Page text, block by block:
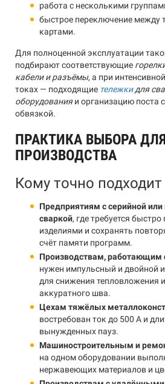
работа с несколькими
быстрое переключение между
картами.
Для полноценной эксплуатации
подбирают соответствующие
кабели и разъёмы, а при
токах — подходящие тележкидля
оборудованияи организацию поста
обвязкой.
ПРАКТИКА ВЫБОРА
ПРОИЗВОДСТВА
Кому точно подходит
Предприятиям с серийной
сваркой, где требуется
изделиями и сохранять
счёт памяти программ.
Производствам, работающим
нужен импульсный и двойной
для снижения тепловложения
аккуратного шва.
Цехам тяжёлых
востребован ток до 500 А и
вынужденных пауз.
Машиностроительным и
на одном оборудовании
нержавеющих материалов и